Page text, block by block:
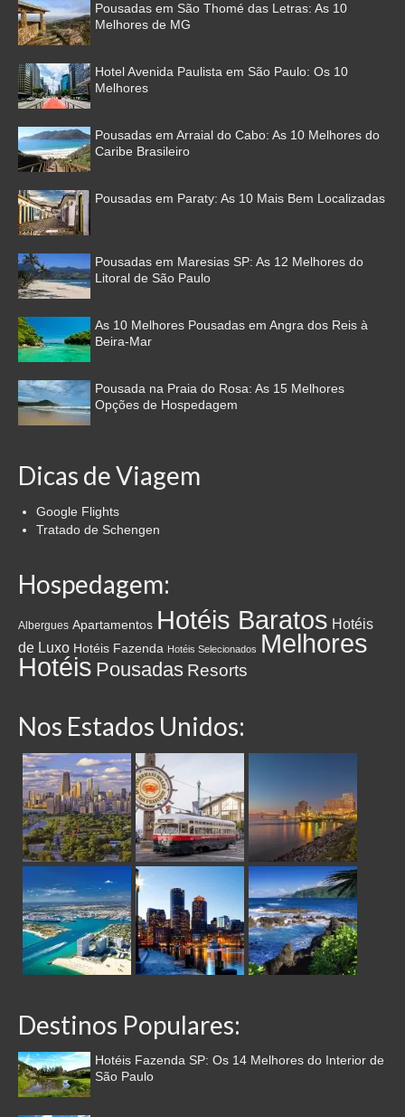
Pousadas em São Thomé das Letras: As 10
Melhores de MG
Hotel Avenida Paulista em São Paulo: Os 10
Melhores
Pousadas em Arraial do Cabo: As 10 Melhores do
Caribe Brasileiro
Pousadas em Paraty: As 10 Mais Bem Localizadas
Pousadas em Maresias SP: As 12 Melhores do
Litoral de São Paulo
As 10 Melhores Pousadas em Angra dos Reis à
Beira-Mar
Pousada na Praia do Rosa: As 15 Melhores
Opções de Hospedagem
Dicas de Viagem
Google Flights
Tratado de Schengen
Hospedagem:
Albergues Apartamentos Hotéis Baratos Hotéis
de Luxo Hotéis Fazenda Hotéis Selecionados Melhores
Hotéis Pousadas Resorts
Nos Estados Unidos:
Destinos Populares:
Hotéis Fazenda SP: Os 14 Melhores do Interior de
São Paulo